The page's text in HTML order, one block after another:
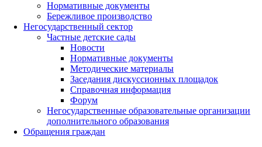
Нормативные документы
Бережливое производство
Негосударственный сектор
Частные детские сады
Новости
Нормативные документы
Методические материалы
Заседания дискуссионных площадок
Справочная информация
Форум
Негосударственные образовательные организации
дополнительного образования
Обращения граждан